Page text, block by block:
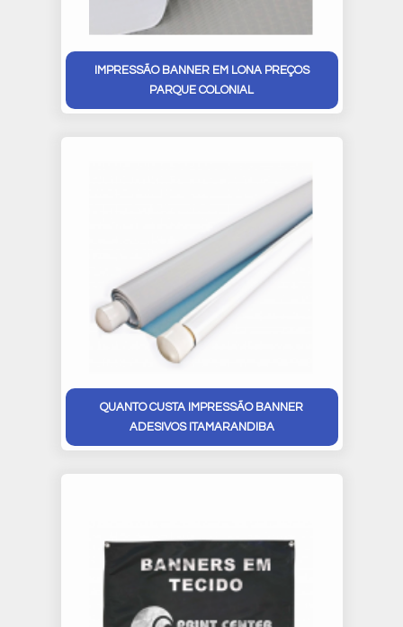
IMPRESSÃO BANNER EM LONA PREÇOS
PARQUE COLONIAL
QUANTO CUSTA IMPRESSÃO BANNER
ADESIVOS ITAMARANDIBA